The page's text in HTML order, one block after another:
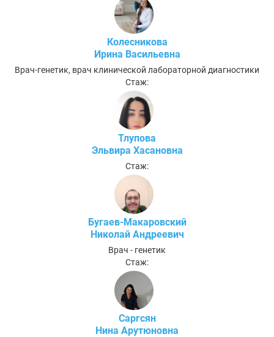
Колесникова
Ирина Васильевна
Врач-генетик, врач клинической лабораторной диагностики
Стаж:
Тлупова
Эльвира Хасановна
Стаж:
Бугаев-Макаровский
Николай Андреевич
Врач - генетик
Стаж:
Саргсян
Нина Арутюновна